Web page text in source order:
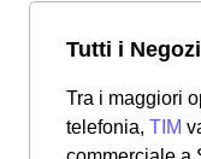
Tutti i
Tra i maggiori
telefonia, TIM